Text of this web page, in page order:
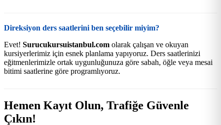
Direksiyon ders saatlerini ben seçebilir miyim?
Evet! Surucukursuistanbul.com olarak çalışan ve okuyan
kursiyerlerimiz için esnek planlama yapıyoruz. Ders saatlerinizi
eğitmenlerimizle ortak uygunluğunuza göre sabah, öğle veya mesai
bitimi saatlerine göre programlıyoruz.
Hemen Kayıt Olun, Trafiğe Güvenle
Çıkın!